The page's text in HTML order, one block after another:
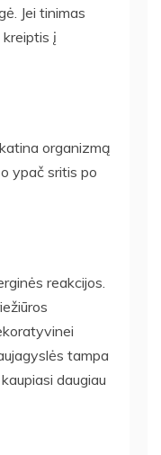
Jei tinimas
į
organizmą
ypač sritis po
reakcijos.
tampa
daugiau